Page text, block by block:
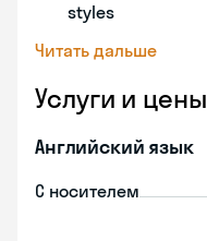
styles
Читать дальше
Услуги и цены
Английский язык
С носителем